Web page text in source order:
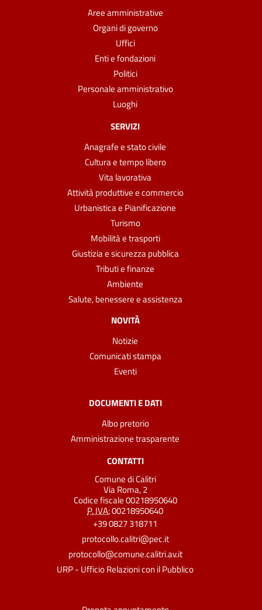
Aree amministrative
Organi di governo
Uffici
Enti e fondazioni
Politici
Personale amministrativo
Luoghi
SERVIZI
Anagrafe e stato civile
Cultura e tempo libero
Vita lavorativa
Attività produttive e commercio
Urbanistica e Pianificazione
Turismo
Mobilità e trasporti
Giustizia e sicurezza pubblica
Tributi e finanze
Ambiente
Salute, benessere e assistenza
NOVITÀ
Notizie
Comunicati stampa
Eventi
DOCUMENTI E DATI
Albo pretorio
Amministrazione trasparente
CONTATTI
Comune di Calitri
Via Roma, 2
Codice fiscale 00218950640
P. IVA:00218950640
+39 0827 318711
protocollo.calitri@pec.it
protocollo@comune.calitri.av.it
URP - Ufficio Relazioni con il Pubblico